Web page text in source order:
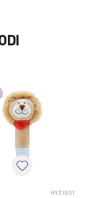
HY31501